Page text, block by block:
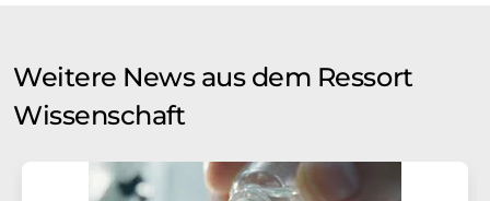
Weitere News aus dem Ressort
Wissenschaft